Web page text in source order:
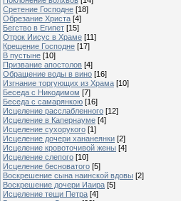
Сретение Господне [18]
Обрезание Христа [4]
Бегство в Египет [15]
Отрок Иисус в Храме [11]
Крещение Господне [17]
В пустыне [10]
Призвание апостолов [4]
Обращение воды в вино [16]
Изгнание торгующих из Храма [10]
Беседа с Никодимом [7]
Беседа с самарянкою [16]
Исцеление расслабленного [12]
Исцеление в Капернауме [4]
Исцеление сухорукого [1]
Исцеление дочери хананеянки [2]
Исцеление кровоточивой жены [4]
Исцеление слепого [10]
Исцеление бесноватого [5]
Воскрешение сына наинской вдовы [2]
Воскрешение дочери Иаира [5]
Исцеление тещи Петра [4]